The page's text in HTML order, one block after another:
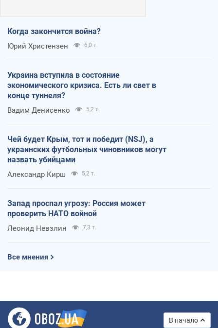
Когда закончится война?
Юрий Христензен 6,0 т.
Украина вступила в состояние
экономического кризиса. Есть ли свет в
конце туннеля?
Вадим Денисенко 5,2 т.
Чей будет Крым, тот и победит (NSJ), а
украинских футбольных чиновников могут
назвать убийцами
Александр Кирш 5,2 т.
Запад проспал угрозу: Россия может
проверить НАТО войной
Леонид Невзлин 7,3 т.
Все мнения
В начало